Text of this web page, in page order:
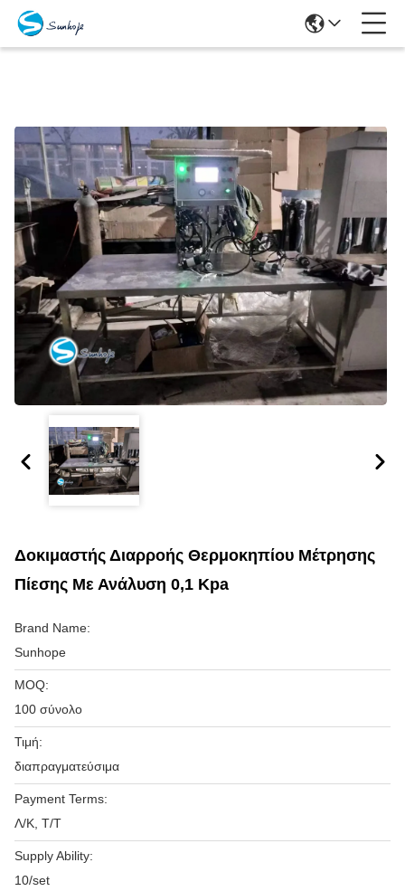
Δοκιμαστής Διαρροής Θερμοκηπίου Μέτρησης
Πίεσης Με Ανάλυση 0,1 Kpa
Brand Name:
Sunhope
MOQ:
100 σύνολο
Τιμή:
διαπραγματεύσιμα
Payment Terms:
Λ/Κ, Τ/Τ
Supply Ability:
10/set